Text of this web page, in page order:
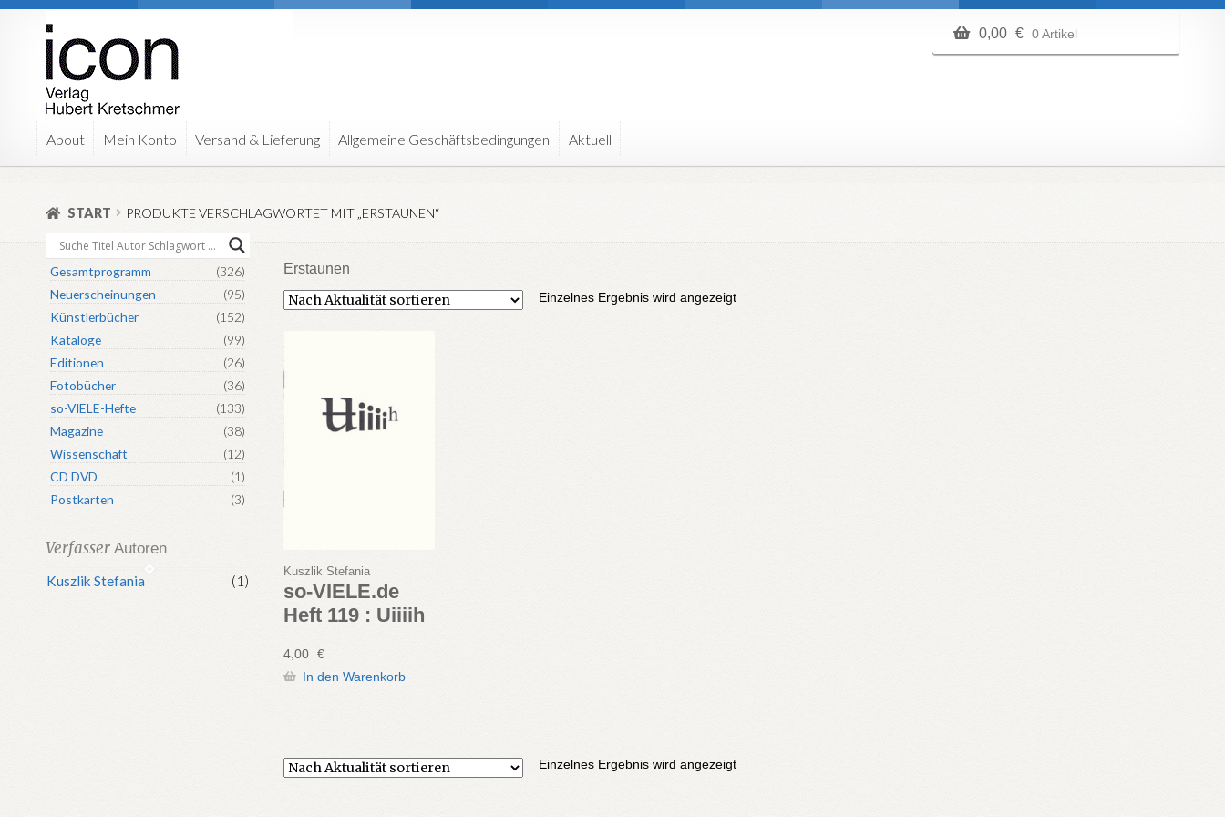
Zur
Navigation
springen
Zum
Inhalt
springen
0,00 € 0 Artikel
About Mein Konto Versand & Lieferung Allgemeine Geschäftsbedingungen Aktuell
START PRODUKTE VERSCHLAGWORTET MIT „ERSTAUNEN“
Erstaunen
Einzelnes Ergebnis wird angezeigt
Kuszlik Stefania
so-VIELE.de
Heft 119 : Uiiiih
4,00 €
In den Warenkorb
Einzelnes Ergebnis wird angezeigt
Gesamtprogramm
(326)
Neuerscheinungen
(95)
Künstlerbücher
(152)
Kataloge
(99)
Editionen
(26)
Fotobücher
(36)
so-VIELE-Hefte
(133)
Magazine
(38)
Wissenschaft
(12)
CD DVD
(1)
Postkarten
(3)
Verfasser Autoren
Kuszlik Stefania (1)